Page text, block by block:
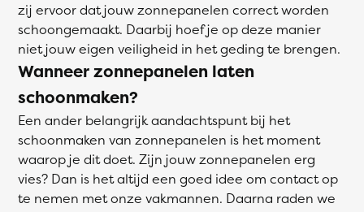
zij ervoor dat jouw zonnepanelen correct worden
schoongemaakt. Daarbij hoef je op deze manier
niet jouw eigen veiligheid in het geding te brengen.
Wanneer zonnepanelen laten
schoonmaken?
Een ander belangrijk aandachtspunt bij het
schoonmaken van zonnepanelen is het moment
waarop je dit doet. Zijn jouw zonnepanelen erg
vies? Dan is het altijd een goed idee om contact op
te nemen met onze vakmannen. Daarna raden we